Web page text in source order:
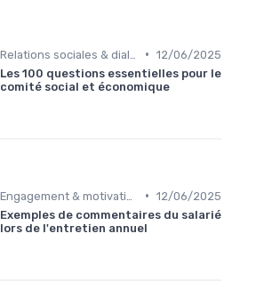
• 12/06/2025
Les 100 questions essentielles pour le
comité social et économique
• 12/06/2025
Exemples de commentaires du salarié
lors de l'entretien annuel